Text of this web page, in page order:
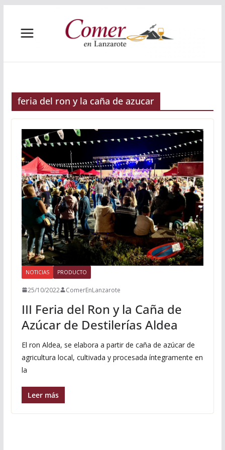
contenido
feria del ron y la caña de azucar
NOTICIAS PRODUCTO
25/10/2022 ComerEnLanzarote
III Feria del Ron y la Caña de
Azúcar de Destilerías Aldea
El ron Aldea, se elabora a partir de caña de azúcar de
agricultura local, cultivada y procesada íntegramente en
la
Leer más